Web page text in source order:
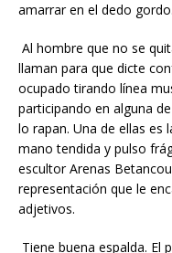
amarrar en el dedo
Al hombre que no se
llaman para que dicte
ocupado tirando línea
participando en alguna
lo rapan. Una de ellas es
mano tendida y pulso
escultor Arenas
representación que le
adjetivos.
Tiene buena espalda. El